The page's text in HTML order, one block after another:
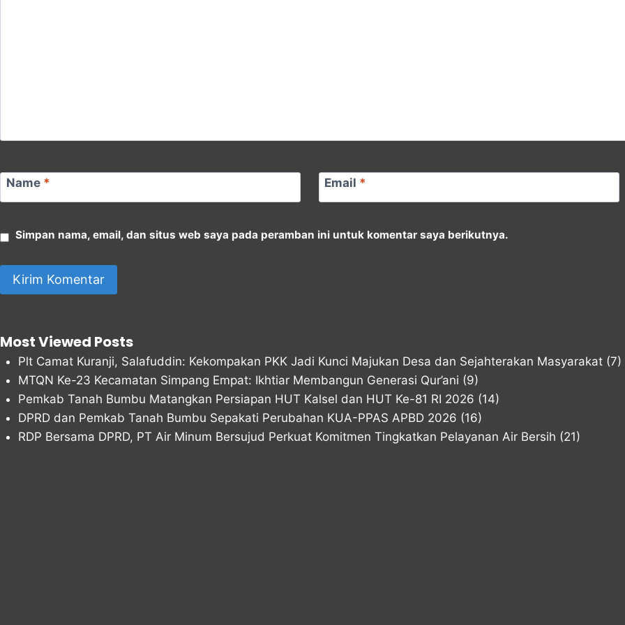
Name * Email *
Simpan nama, email, dan situs web saya pada peramban ini untuk komentar saya berikutnya.
Most Viewed Posts
Plt Camat Kuranji, Salafuddin: Kekompakan PKK Jadi Kunci Majukan Desa dan Sejahterakan Masyarakat (7)
MTQN Ke-23 Kecamatan Simpang Empat: Ikhtiar Membangun Generasi Qur’ani (9)
Pemkab Tanah Bumbu Matangkan Persiapan HUT Kalsel dan HUT Ke-81 RI 2026 (14)
DPRD dan Pemkab Tanah Bumbu Sepakati Perubahan KUA-PPAS APBD 2026 (16)
RDP Bersama DPRD, PT Air Minum Bersujud Perkuat Komitmen Tingkatkan Pelayanan Air Bersih (21)